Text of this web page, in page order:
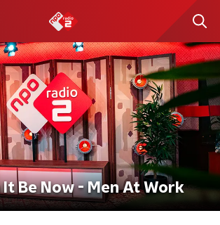
It Be Now - Men At Work